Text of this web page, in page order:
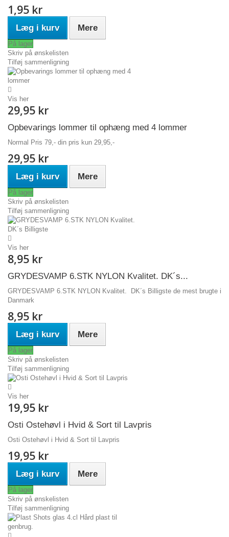
1,95 kr
Læg i kurv Mere
På lager
Skriv på ønskelisten
Tilføj sammenligning
Vis her
29,95 kr
Opbevarings lommer til ophæng med 4 lommer
Normal Pris 79,- din pris kun 29,95,-
29,95 kr
Læg i kurv Mere
På lager
Skriv på ønskelisten
Tilføj sammenligning
Vis her
8,95 kr
GRYDESVAMP 6.STK NYLON Kvalitet. DK´s...
GRYDESVAMP 6.STK NYLON Kvalitet. DK´s Billigste de mest brugte i
Danmark
8,95 kr
Læg i kurv Mere
På lager
Skriv på ønskelisten
Tilføj sammenligning
Vis her
19,95 kr
Osti Ostehøvl i Hvid & Sort til Lavpris
Osti Ostehøvl i Hvid & Sort til Lavpris
19,95 kr
Læg i kurv Mere
På lager
Skriv på ønskelisten
Tilføj sammenligning